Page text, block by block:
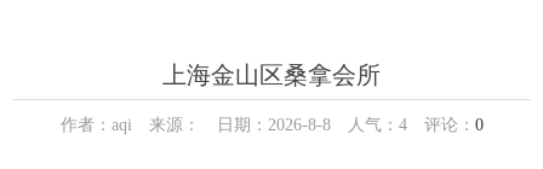
上海金山区桑拿会所
作者：aqi 来源： 日期：2026-8-8 人气： 4评论： 0